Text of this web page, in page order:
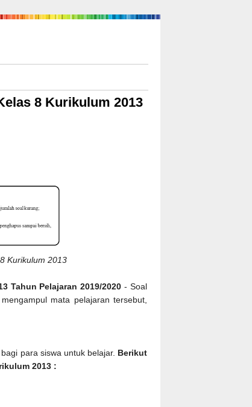
8 Kurikulum 2013
Kurikulum 2013
Tahun Pelajaran 2019/2020 - Soal
mata pelajaran tersebut,
para siswa untuk belajar. Berikut
2013 :